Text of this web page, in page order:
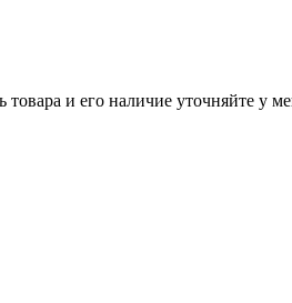
и его наличие уточняйте у